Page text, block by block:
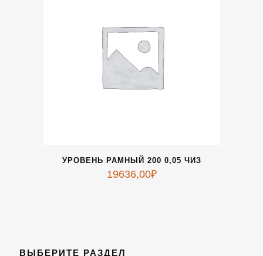
УРОВЕНЬ РАМНЫЙ 200 0,05 ЧИЗ
19636,00₽
ВЫБЕРИТЕ РАЗДЕЛ